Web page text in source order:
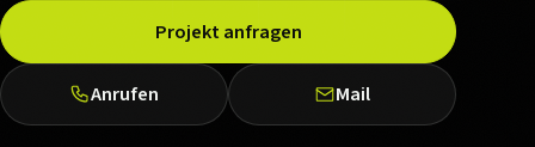
Projekt anfragen
Anrufen Mail